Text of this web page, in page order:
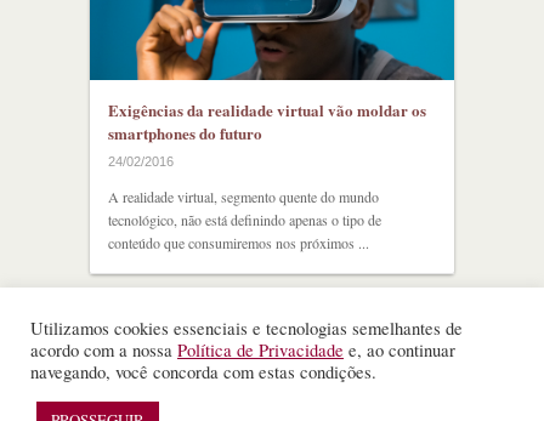
Exigências da realidade virtual vão moldar os
smartphones do futuro
24/02/2016
A realidade virtual, segmento quente do mundo
tecnológico, não está definindo apenas o tipo de
conteúdo que consumiremos nos próximos ...
Nota Alta ESPM
. Todos os direitos reservados.
Utilizamos cookies essenciais e tecnologias semelhantes de
acordo com a nossa Política de Privacidade e, ao continuar
navegando, você concorda com estas condições.